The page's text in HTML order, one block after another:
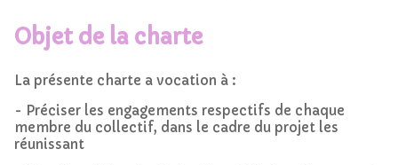
Objet de la charte
La présente charte a vocation à :
- Préciser les engagements respectifs de chaque
membre du collectif, dans le cadre du projet les
réunissant